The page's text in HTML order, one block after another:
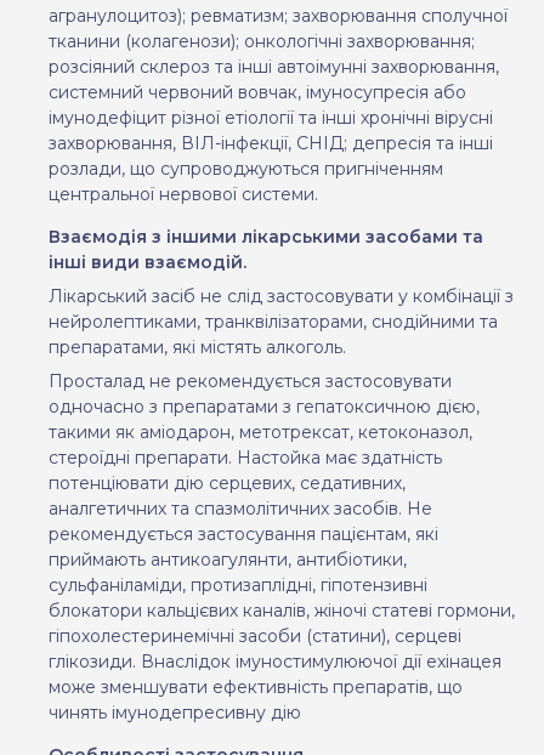
агранулоцитоз); ревматизм; захворювання сполучної
тканини (колагенози); онкологічні захворювання;
розсіяний склероз та інші автоімунні захворювання,
системний червоний вовчак, імуносупресія або
імунодефіцит різної етіології та інші хронічні вірусні
захворювання, ВІЛ-інфекції, СНІД; депресія та інші
розлади, що супроводжуються пригніченням
центральної нервової системи.
Взаємодія з іншими лікарськими засобами та
інші види взаємодій.
Лікарський засіб не слід застосовувати у комбінації з
нейролептиками, транквілізаторами, снодійними та
препаратами, які містять алкоголь.
Просталад не рекомендується застосовувати
одночасно з препаратами з гепатоксичною дією,
такими як аміодарон, метотрексат, кетоконазол,
стероїдні препарати. Настойка має здатність
потенціювати дію серцевих, седативних,
аналгетичних та спазмолітичних засобів. Не
рекомендується застосування пацієнтам, які
приймають антикоагулянти, антибіотики,
сульфаніламіди, протизаплідні, гіпотензивні
блокатори кальцієвих каналів, жіночі статеві гормони,
гіпохолестеринемічні засоби (статини), серцеві
глікозиди. Внаслідок імуностимулюючої дії ехінацея
може зменшувати ефективність препаратів, що
чинять імунодепресивну дію